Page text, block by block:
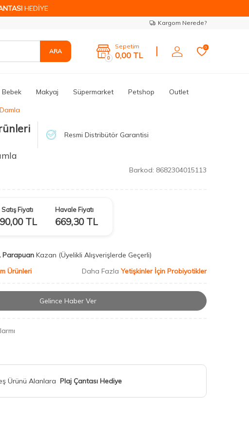
HEDİYE
Kargom Nerede?
ARA
0
Sepetim
0,00 TL
0
Bebek Makyaj Süpermarket Petshop Outlet
Resmi Distribütör Garantisi
Barkod: 8682304015113
Satış Fiyatı
TL
Havale Fiyatı
669,30TL
Parapuan Kazan (Üyelikli Alışverişlerde Geçerli)
Ürünleri Daha Fazla Yetişkinler İçin Probiyotikler
Gelince Haber Ver
Ürünü Alanlara Plaj Çantası Hediye